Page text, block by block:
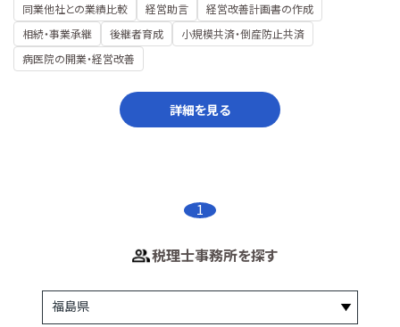
同業他社との業績比較
経営助言
経営改善計画書の作成
相続・事業承継
後継者育成
小規模共済・倒産防止共済
病医院の開業・経営改善
詳細を見る
1
税理士事務所を探す